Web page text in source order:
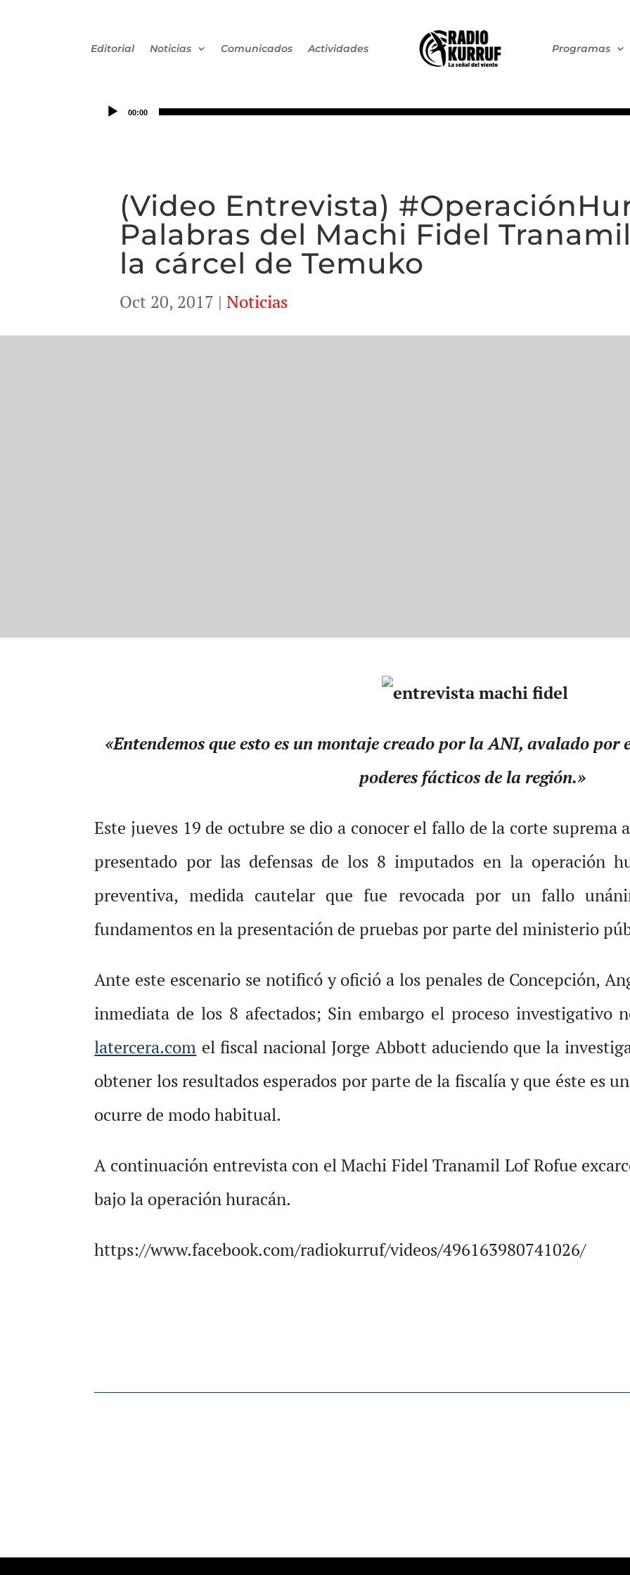
Editorial Noticias Comunicados Actividades Programas
00:00
(Video Entrevista)
Palabras del Machi Fidel
la cárcel de Temuko
Oct 20, 2017 |Noticias
«Entendemos que esto es un montaje creado por la ANI, avalado
poderes fácticos de la región.»
Este jueves 19 de octubre se dio a conocer el fallo de la corte suprema
presentado por las defensas de los 8 imputados en la operación
preventiva, medida cautelar que fue revocada por un fallo
fundamentos en la presentación de pruebas por parte del ministerio
Ante este escenario se notificó y ofició a los penales de Concepción,
inmediata de los 8 afectados; Sin embargo el proceso investigativo
latercera.com el fiscal nacional Jorge Abbott aduciendo que la
obtener los resultados esperados por parte de la fiscalía y que éste es
ocurre de modo habitual.
A continuación entrevista con el Machi Fidel Tranamil Lof Rofue
bajo la operación huracán.
https://www.facebook.com/radiokurruf/videos/496163980741026/